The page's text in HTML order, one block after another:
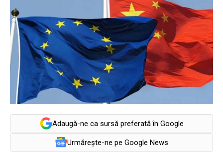
Adaugă-ne ca sursă preferată în Google
Urmărește-ne pe Google News